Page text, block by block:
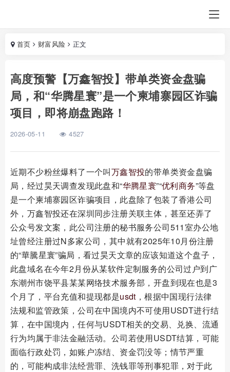
首页 财富风险 正文
高度预警【万鑫智投】带单类资金盘骗
局，和“华腾星寰”是一个柬埔寨园区诈骗
项目，即将崩盘跑路！
2026-05-11 4527
近期不少粉丝爆料了一个叫万鑫智投的带单类资金盘骗
局，经过昊天调查发现此盘和“华腾星寰”“优利商务”等盘
是一个柬埔寨园区诈骗项目，此盘除了包装了香港公司
外，万鑫智投还在深圳同步注册关联主体，甚至还弄了
公众号发文案，此公司注册的秘书服务公司511室办公地
址曾经注册过N多家公司，其中就有2025年10月份注册
的“華騰星寰”骗局，看过昊天文章的应该知道这个盘子，
此盘域名在今年2月份从某软件定制服务的公司过户到广
东潮州市饶平县某某网络技术服务部，开盘到现在也是3
个月了，平台充值和提现都是usdt ，根据中国现行法律
法规和监管政策，公司在中国境内不可使用USDT进行结
算，在中国境内，任何与USDT相关的交易、兑换、流通
行为均属于非法金融活动。公司若使用USDT结算，可能
面临行政处罚，如账户冻结、资金罚没等；情节严重
的，可能构成非法经营罪、洗钱罪等刑事犯罪，对于此